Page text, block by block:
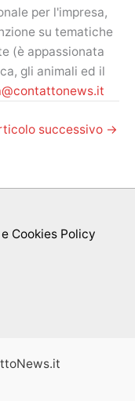
per l'impresa,
su tematiche
(è appassionata
gli animali ed il
successivo →
Cookies Policy